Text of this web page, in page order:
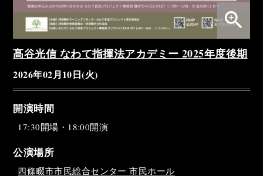
zoom_in
髙谷光信 なわて指揮法アカデミー 2025年度後期
2026年02月10日(火)
開演時間
17:30開場・18:00開演
公演場所
四條畷市市民総合センター 市民ホール